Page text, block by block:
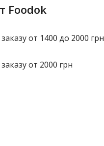
Foodok
от 1400 до 2000 грн
от 2000 грн